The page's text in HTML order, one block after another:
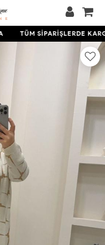
TÜM SİPARİŞLERDE